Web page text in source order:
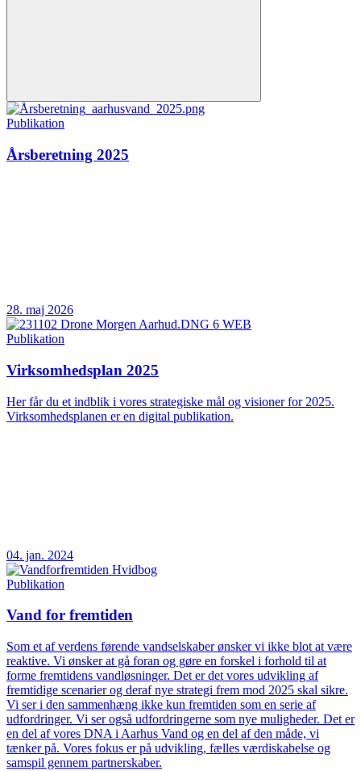
Publikation
Årsberetning 2025
28. maj 2026
Publikation
Virksomhedsplan 2025
Her får du et indblik i vores strategiske mål og visioner for 2025.
Virksomhedsplanen er en digital publikation.
04. jan. 2024
Publikation
Vand for fremtiden
Som et af verdens førende vandselskaber ønsker vi ikke blot at være
reaktive. Vi ønsker at gå foran og gøre en forskel i forhold til at
forme fremtidens vandløsninger. Det er det vores udvikling af
fremtidige scenarier og deraf nye strategi frem mod 2025 skal sikre.
Vi ser i den sammenhæng ikke kun fremtiden som en serie af
udfordringer. Vi ser også udfordringerne som nye muligheder. Det er
en del af vores DNA i Aarhus Vand og en del af den måde, vi
tænker på. Vores fokus er på udvikling, fælles værdiskabelse og
samspil gennem partnerskaber.